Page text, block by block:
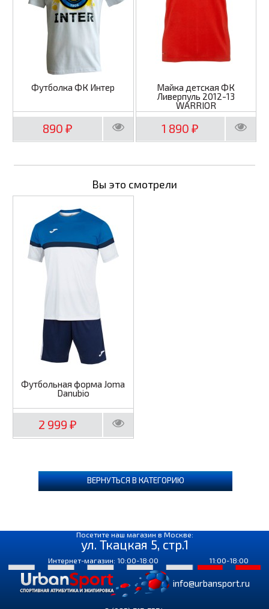
Футболка ФК Интер
890 ₽
Майка детская ФК
Ливерпуль 2012-13
WARRIOR
1 890₽
Вы это смотрели
Футбольная форма Joma
Danubio
2 999 ₽
ВЕРНУТЬСЯ В КАТЕГОРИЮ
Посетите наш магазин в Москве:
ул. Ткацкая 5, стр.1
Интернет-магазин: 10:00-18:00 11:00-18:00
info@urbansport.ru